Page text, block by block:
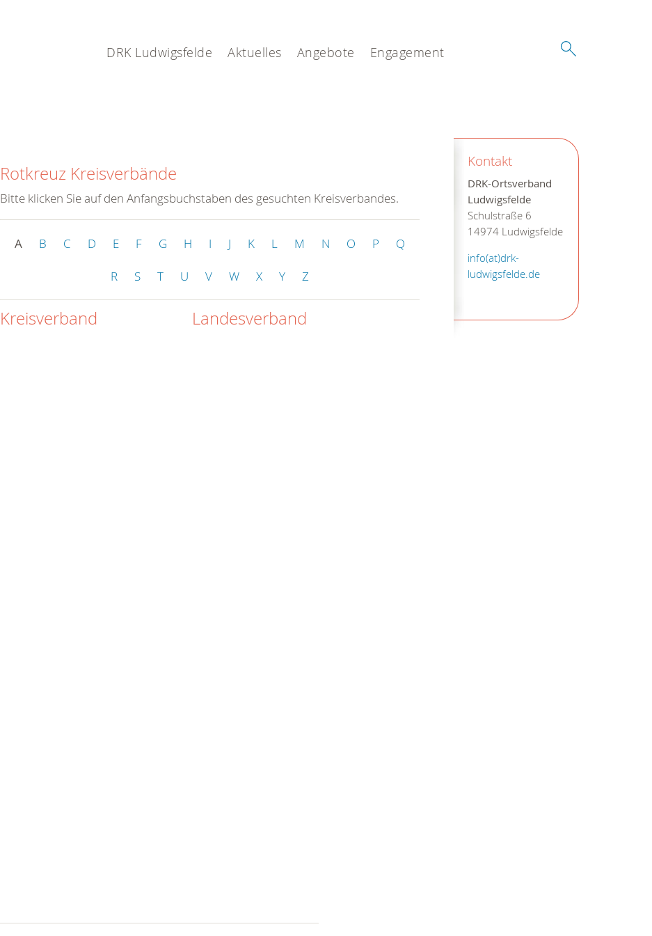
DRK Ludwigsfelde Aktuelles Angebote Engagement
Kontakt
DRK-Ortsverband
Ludwigsfelde
Schulstraße 6
14974 Ludwigsfelde
info(at)drk-
ludwigsfelde.de
Rotkreuz Kreisverbände
Bitte klicken Sie auf den Anfangsbuchstaben des gesuchten Kreisverbandes.
A B C D E F G H I J K L M N O P Q
R S T U V W X Y Z
Kreisverband Landesverband